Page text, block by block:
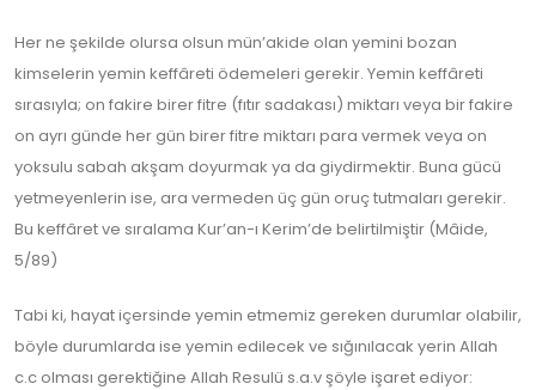
Her ne şekilde olursa olsun mün’akide olan yemini bozan
kimselerin yemin keffâreti ödemeleri gerekir. Yemin keffâreti
sırasıyla; on fakire birer fitre (fıtır sadakası) miktarı veya bir fakire
on ayrı günde her gün birer fitre miktarı para vermek veya on
yoksulu sabah akşam doyurmak ya da giydirmektir. Buna gücü
yetmeyenlerin ise, ara vermeden üç gün oruç tutmaları gerekir.
Bu keffâret ve sıralama Kur’an-ı Kerim’de belirtilmiştir (Mâide,
5/89)
Tabi ki, hayat içersinde yemin etmemiz gereken durumlar olabilir,
böyle durumlarda ise yemin edilecek ve sığınılacak yerin Allah
c.c olması gerektiğine Allah Resulü s.a.v şöyle işaret ediyor: